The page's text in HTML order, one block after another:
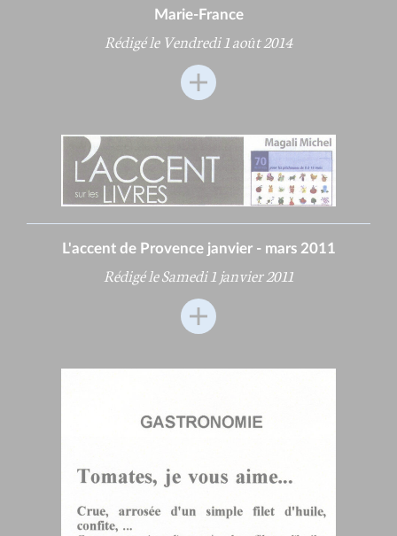
Marie-France
Rédigé le Vendredi 1 août 2014
L'accent de Provence janvier - mars 2011
Rédigé le Samedi 1 janvier 2011